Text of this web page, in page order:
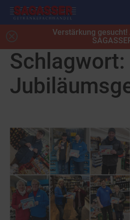
Verstärkung
Schlagwort: